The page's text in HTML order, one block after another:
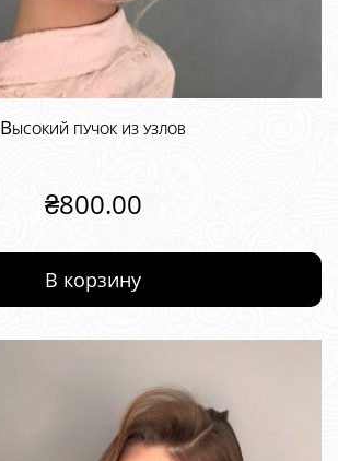
Высокий пучок из узлов
₴800.00
В корзину